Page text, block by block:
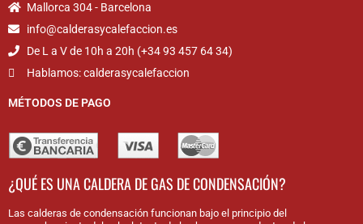
Mallorca 304 - Barcelona
info@calderasycalefaccion.es
De L a V de 10h a 20h (+34 93 457 64 34)
Hablamos: calderasycalefaccion
MÉTODOS DE PAGO
¿QUÉ ES UNA CALDERA DE GAS DE CONDENSACIÓN?
Las calderas de condensación funcionan bajo el principio del